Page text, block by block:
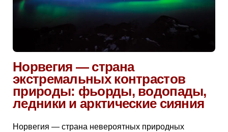
Норвегия — страна
экстремальных контрастов
природы: фьорды, водопады,
ледники и арктические сияния
Норвегия — страна невероятных природных